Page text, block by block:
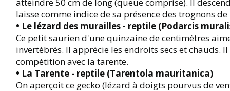
laisse comme indice de sa présence des trognons
• Le lézard des murailles - reptile (Podarcis
Ce petit saurien d'une quinzaine de centimètres
invertébrés. Il apprécie les endroits secs et chauds.
compétition avec la tarente.
• La Tarente - reptile (Tarentola mauritanica)
On aperçoit ce gecko (lézard à doigts pourvus de